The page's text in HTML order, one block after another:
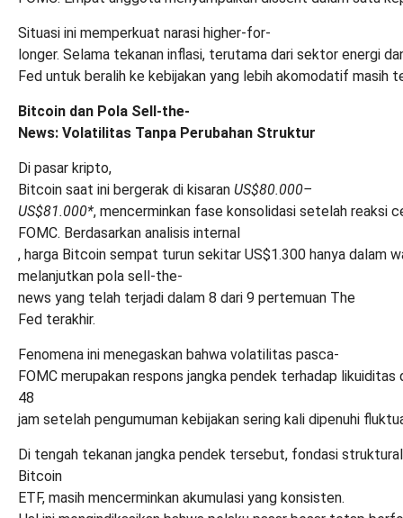
Situasi ini memperkuat narasi higher-for-
longer. Selama tekanan inflasi, terutama dari sektor energi
Fed untuk beralih ke kebijakan yang lebih akomodatif masih
Bitcoin dan Pola Sell-the-
News: Volatilitas Tanpa Perubahan Struktur
Di pasar kripto,
Bitcoin saat ini bergerak di kisaran US$80.000–
US$81.000*, mencerminkan fase konsolidasi setelah reaksi
FOMC. Berdasarkan analisis internal
, harga Bitcoin sempat turun sekitar US$1.300 hanya dalam
melanjutkan pola sell-the-
news yang telah terjadi dalam 8 dari 9 pertemuan The
Fed terakhir.
Fenomena ini menegaskan bahwa volatilitas pasca-
FOMC merupakan respons jangka pendek terhadap
48
jam setelah pengumuman kebijakan sering kali dipenuhi
Di tengah tekanan jangka pendek tersebut, fondasi
Bitcoin
ETF, masih mencerminkan akumulasi yang konsisten.